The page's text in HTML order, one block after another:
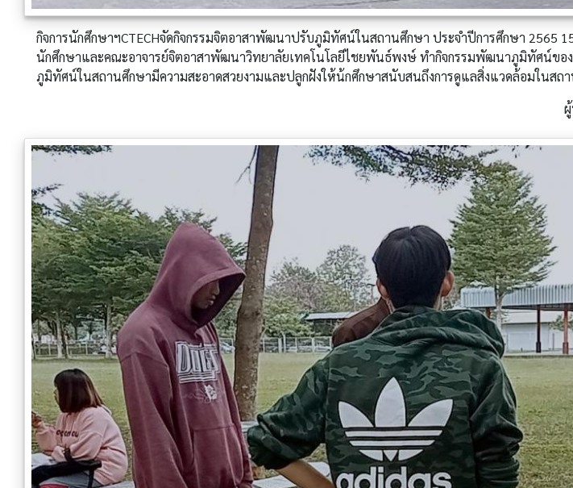
กิจการนักศึกษาฯCTECHจัดกิจกรรมจิตอาสาพัฒนาปรับภูมิทัศน์ในสถานศึกษา ประจำปีการศึกษา 2565
นักศึกษาและคณะอาจารย์จิตอาสาพัฒนาวิทยาลัยเทคโนโลยีไชยพันธ์พงษ์ ทำกิจกรรมพัฒนาภูมิทัศน์ขอ
ภูมิทัศน์ในสถานศึกษามีความสะอาดสวยงามและปลูกฝังให้น้กศึกษาสนับสนถึงการดูแลสิ่งแวดล้อมในสถ